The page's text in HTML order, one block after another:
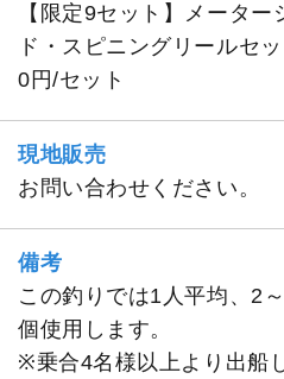
【限定9セット】メータ
ド・スピニングリールセ
0円/セット
現地販売
お問い合わせください。
備考
この釣りでは1人平均、2
個使用します。
※乗合4名様以上より出船